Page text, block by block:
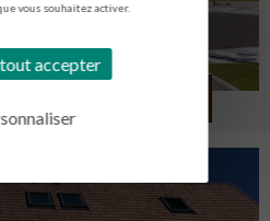
vous souhaitez activer.
accepter